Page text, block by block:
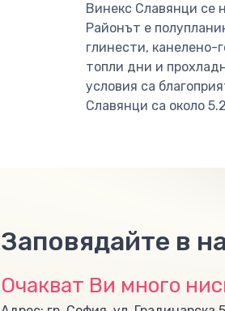
Винекс Славянци се
Районът е
глинести, канелено-
топли дни и
условия са
Славянци са около
Заповядайте в
Очакват Ви много